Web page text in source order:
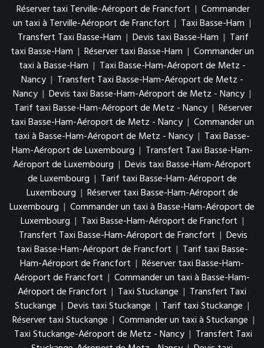
Réserver taxi Terville-Aéroport de Francfort | Commander
un taxi à Terville-Aéroport de Francfort | Taxi Basse-Ham |
Transfert Taxi Basse-Ham | Devis taxi Basse-Ham | Tarif
taxi Basse-Ham | Réserver taxi Basse-Ham | Commander un
taxi à Basse-Ham | Taxi Basse-Ham-Aéroport de Metz -
Nancy | Transfert Taxi Basse-Ham-Aéroport de Metz -
Nancy | Devis taxi Basse-Ham-Aéroport de Metz - Nancy |
Tarif taxi Basse-Ham-Aéroport de Metz - Nancy | Réserver
taxi Basse-Ham-Aéroport de Metz - Nancy | Commander un
taxi à Basse-Ham-Aéroport de Metz - Nancy | Taxi Basse-
Ham-Aéroport de Luxembourg | Transfert Taxi Basse-Ham-
Aéroport de Luxembourg | Devis taxi Basse-Ham-Aéroport
de Luxembourg | Tarif taxi Basse-Ham-Aéroport de
Luxembourg | Réserver taxi Basse-Ham-Aéroport de
Luxembourg | Commander un taxi à Basse-Ham-Aéroport de
Luxembourg | Taxi Basse-Ham-Aéroport de Francfort |
Transfert Taxi Basse-Ham-Aéroport de Francfort | Devis
taxi Basse-Ham-Aéroport de Francfort | Tarif taxi Basse-
Ham-Aéroport de Francfort | Réserver taxi Basse-Ham-
Aéroport de Francfort | Commander un taxi à Basse-Ham-
Aéroport de Francfort | Taxi Stuckange | Transfert Taxi
Stuckange | Devis taxi Stuckange | Tarif taxi Stuckange |
Réserver taxi Stuckange | Commander un taxi à Stuckange |
Taxi Stuckange-Aéroport de Metz - Nancy | Transfert Taxi